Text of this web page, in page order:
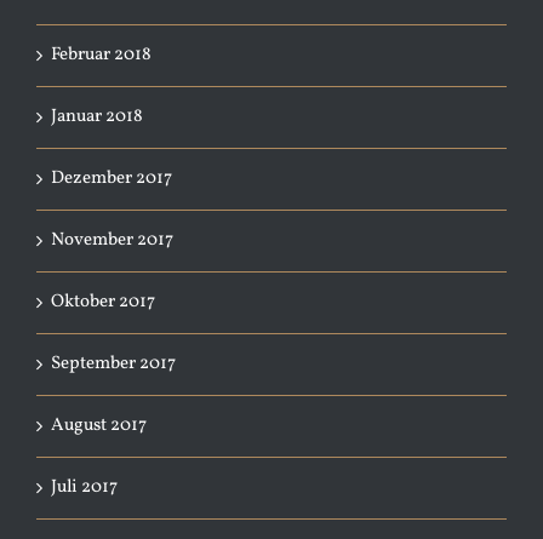
Februar 2018
Januar 2018
Dezember 2017
November 2017
Oktober 2017
September 2017
August 2017
Juli 2017